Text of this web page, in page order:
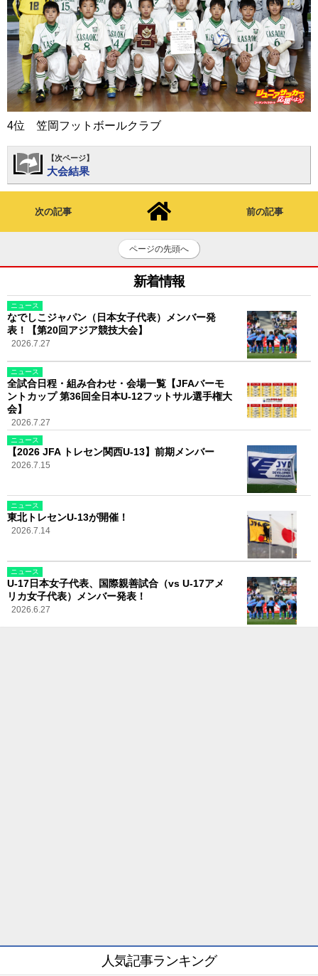
4位 笠岡フットボールクラブ
【次ページ】
大会結果
次の記事 前の記事
ページの先頭へ
新着情報
ニュース
なでしこジャパン（日本女子代表）メンバー発
表！【第20回アジア競技大会】
2026.7.27
ニュース
全試合日程・組み合わせ・会場一覧【JFAバーモ
ントカップ 第36回全日本U-12フットサル選手権大
会】
2026.7.27
ニュース
【2026 JFA トレセン関西U-13】前期メンバー
2026.7.15
ニュース
東北トレセンU-13が開催！
2026.7.14
ニュース
U-17日本女子代表、国際親善試合（vs U-17アメ
リカ女子代表）メンバー発表！
2026.6.27
人気記事ランキング